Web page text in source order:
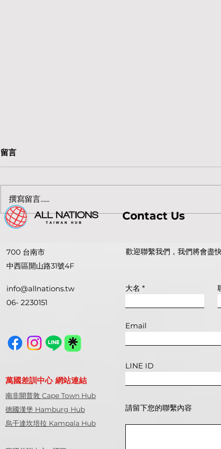
如果你討厭教會、懷疑基督
與宣教有何
留言
撰寫留言......
700 台南市
中西區開山路31號4F
info@allnations.tw
06- 2230151
萬國差訓中心 網站連結
南非開普敦 Cape Town Hub
德國漢堡 Hamburg Hub
烏干達坎培拉 Kampala Hub
Contact Us
歡迎聯繫我們，我們將會盡
大名
Email
LINE ID
請留下您的聯繫內容